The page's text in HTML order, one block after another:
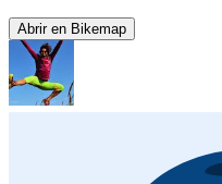
Abrir en Bikemap